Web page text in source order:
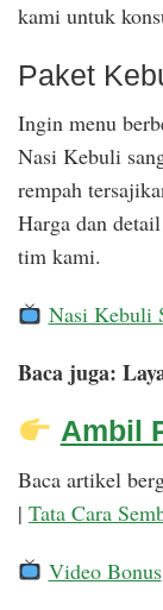
kami untuk
Paket
Ingin menu
Nasi Kebuli
rempah
Harga dan
tim kami.
Nasi Kebuli
Baca juga:
Ambil
Baca artikel
| Tata Cara
Video Bonus